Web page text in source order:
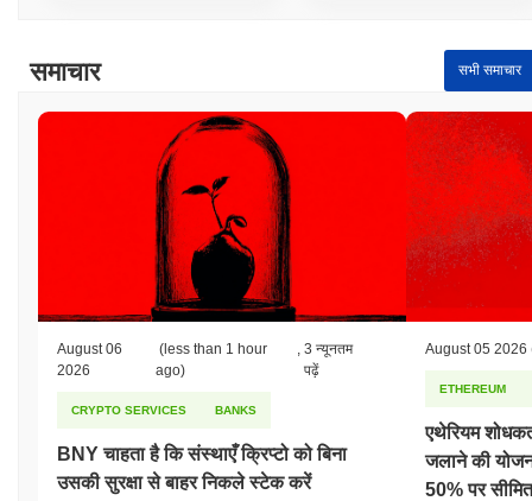
समाचार सभी समाचार
August 06
2026
(less than 1 hour
ago)
3 न्यूनतम
पढ़ें
CRYPTO SERVICES BANKS
BNY चाहता है कि संस्थाएँ क्रिप्टो को बिना
उसकी सुरक्षा से बाहर निकले स्टेक करें
August 05 2026
ETHEREUM
एथेरियम
जलाने की
50% पर